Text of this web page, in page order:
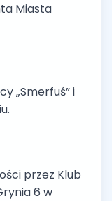
Miasta
„Smerfuś” i
przez Klub
6 w